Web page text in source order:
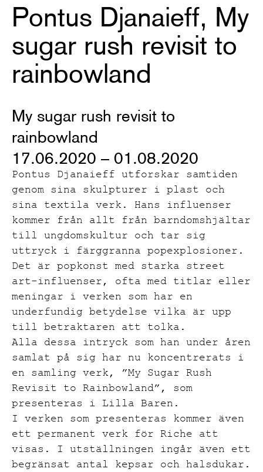
Pontus Djanaieff, My
sugar rush revisit to
rainbowland
My sugar rush revisit to
rainbowland
17.06.2020 – 01.08.2020
Pontus Djanaieff utforskar samtiden
genom sina skulpturer i plast och
sina textila verk. Hans influenser
kommer från allt från barndomshjältar
till ungdomskultur och tar sig
uttryck i färggranna popexplosioner.
Det är popkonst med starka street
art-influenser, ofta med titlar eller
meningar i verken som har en
underfundig betydelse vilka är upp
till betraktaren att tolka.
Alla dessa intryck som han under åren
samlat på sig har nu koncentrerats i
en samling verk, ”My Sugar Rush
Revisit to Rainbowland”, som
presenteras i Lilla Baren.
I verken som presenteras kommer även
ett permanent verk för Riche att
visas. I utställningen ingår även ett
begränsat antal kepsar och halsdukar.